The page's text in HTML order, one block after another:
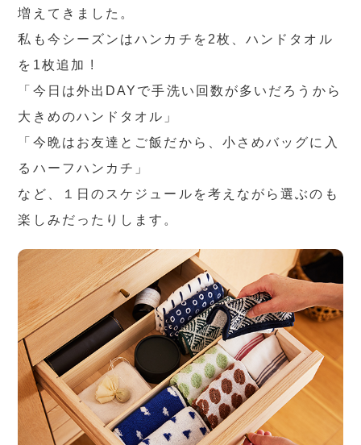
増えてきました。
私も今シーズンはハンカチを2枚、ハンドタオル
を1枚追加 !
「今日は外出DAYで手洗い回数が多いだろうから
大きめのハンドタオル」
「今晩はお友達とご飯だから、小さめバッグに入
るハーフハンカチ」
など、１日のスケジュールを考えながら選ぶのも
楽しみだったりします。